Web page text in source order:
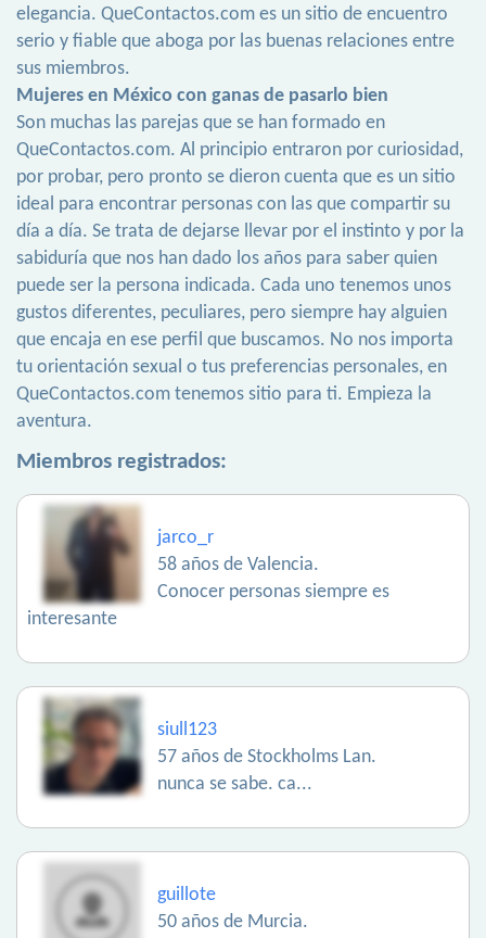
elegancia. QueContactos.com es un sitio de encuentro
serio y fiable que aboga por las buenas relaciones entre
sus miembros.
Mujeres en México con ganas de pasarlo bien
Son muchas las parejas que se han formado en
QueContactos.com. Al principio entraron por curiosidad,
por probar, pero pronto se dieron cuenta que es un sitio
ideal para encontrar personas con las que compartir su
día a día. Se trata de dejarse llevar por el instinto y por la
sabiduría que nos han dado los años para saber quien
puede ser la persona indicada. Cada uno tenemos unos
gustos diferentes, peculiares, pero siempre hay alguien
que encaja en ese perfil que buscamos. No nos importa
tu orientación sexual o tus preferencias personales, en
QueContactos.com tenemos sitio para ti. Empieza la
aventura.
Miembros registrados:
jarco_r
58 años de Valencia.
Conocer personas siempre es
interesante
siull123
57 años de Stockholms Lan.
nunca se sabe. ca...
guillote
50 años de Murcia.